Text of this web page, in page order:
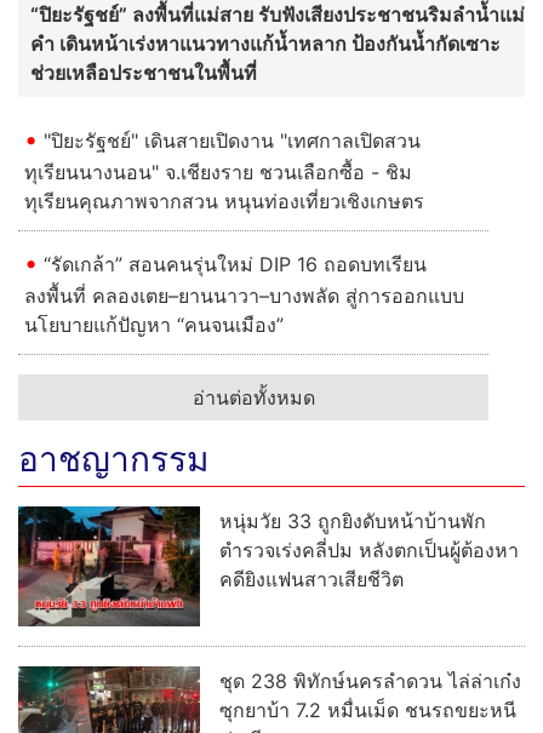
“ปิยะรัฐชย์” ลงพื้นที่แม่สาย รับฟังเสียงประชาชนริมลำน้ำแม่
คำ เดินหน้าเร่งหาแนวทางแก้น้ำหลาก ป้องกันน้ำกัดเซาะ
ช่วยเหลือประชาชนในพื้นที่
"ปิยะรัฐชย์" เดินสายเปิดงาน "เทศกาลเปิดสวน
ทุเรียนนางนอน" จ.เชียงราย ชวนเลือกซื้อ - ชิม
ทุเรียนคุณภาพจากสวน หนุนท่องเที่ยวเชิงเกษตร
“รัดเกล้า” สอนคนรุ่นใหม่ DIP 16 ถอดบทเรียน
ลงพื้นที่ คลองเตย–ยานนาวา–บางพลัด สู่การออกแบบ
นโยบายแก้ปัญหา “คนจนเมือง”
อ่านต่อทั้งหมด
อาชญากรรม
หนุ่มวัย 33 ถูกยิงดับหน้าบ้านพัก
ตำรวจเร่งคลี่ปม หลังตกเป็นผู้ต้องหา
คดียิงแฟนสาวเสียชีวิต
ชุด 238 พิทักษ์นครลำดวน ไล่ล่าเก๋ง
ซุกยาบ้า 7.2 หมื่นเม็ด ชนรถขยะหนี